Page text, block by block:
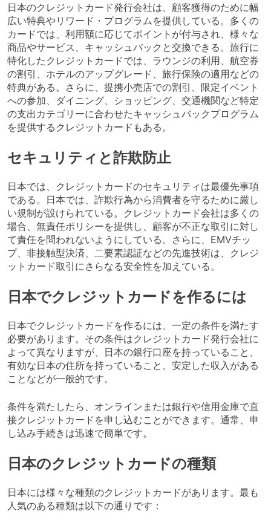
日本のクレジットカード発行会社は、顧客獲得のために幅
広い特典やリワード・プログラムを提供している。多くの
カードでは、利用額に応じてポイントが付与され、様々な
商品やサービス、キャッシュバックと交換できる。旅行に
特化したクレジットカードでは、ラウンジの利用、航空券
の割引、ホテルのアップグレード、旅行保険の適用などの
特典がある。さらに、提携小売店での割引、限定イベント
への参加、ダイニング、ショッピング、交通機関など特定
の支出カテゴリーに合わせたキャッシュバックプログラム
を提供するクレジットカードもある。
セキュリティと詐欺防止
日本では、クレジットカードのセキュリティは最優先事項
である。日本では、詐欺行為から消費者を守るために厳し
い規制が設けられている。クレジットカード会社は多くの
場合、無責任ポリシーを提供し、顧客が不正な取引に対し
て責任を問われないようにしている。さらに、EMVチッ
プ、非接触型決済、二要素認証などの先進技術は、クレジ
ットカード取引にさらなる安全性を加えている。
日本でクレジットカードを作るには
日本でクレジットカードを作るには、一定の条件を満たす
必要があります。その条件はクレジットカード発行会社に
よって異なりますが、日本の銀行口座を持っていること、
有効な日本の住所を持っていること、安定した収入がある
ことなどが一般的です。
条件を満たしたら、オンラインまたは銀行や信用金庫で直
接クレジットカードを申し込むことができます。通常、申
し込み手続きは迅速で簡単です。
日本のクレジットカードの種類
日本には様々な種類のクレジットカードがあります。最も
人気のある種類は以下の通りです：